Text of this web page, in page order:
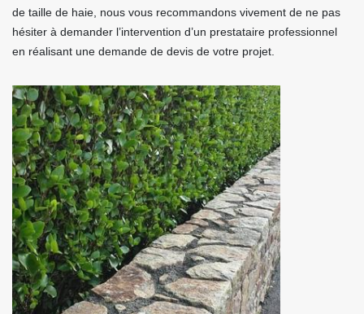
de taille de haie, nous vous recommandons vivement de ne pas
hésiter à demander l’intervention d’un prestataire professionnel
en réalisant une demande de devis de votre projet.